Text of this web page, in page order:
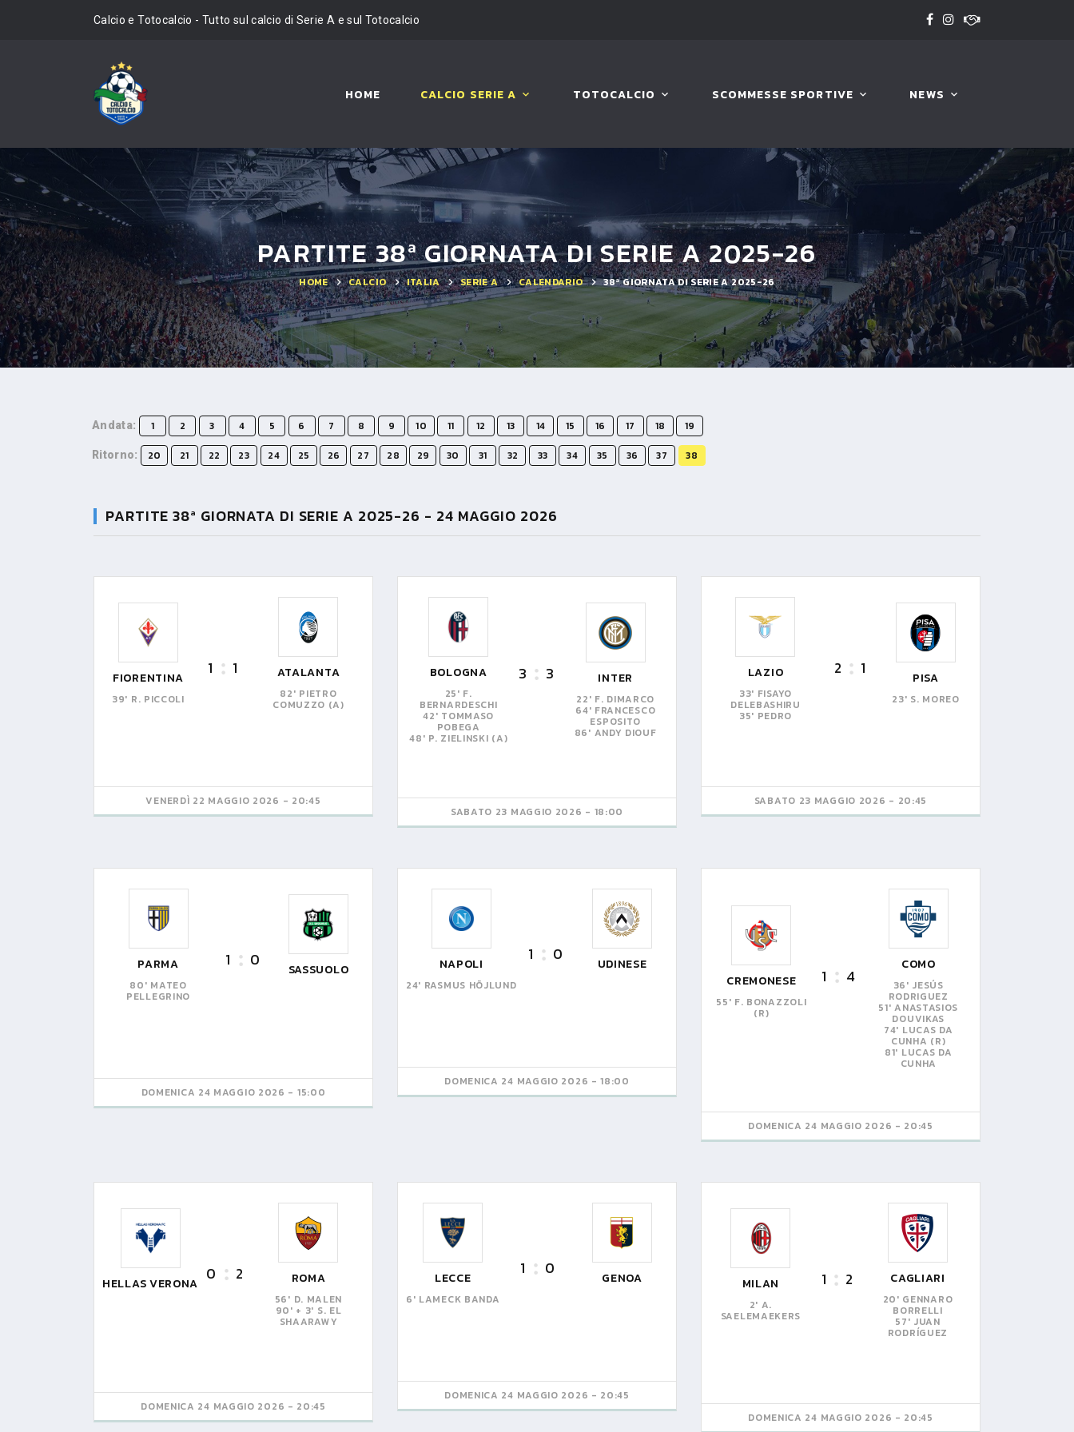
Calcio e Totocalcio - Tutto sul calcio di Serie A e sul Totocalcio
HOME CALCIO SERIE A TOTOCALCIO SCOMMESSE SPORTIVE NEWS
PARTITE 38ª GIORNATA DI SERIE A 2025-26
HOME CALCIO ITALIA SERIE A CALENDARIO 38ª GIORNATA DI SERIE A 2025-26
Andata: 1 2 3 4 5 6 7 8 9 10 11 12 13 14 15 16 17 18 19
Ritorno: 20 21 22 23 24 25 26 27 28 29 30 31 32 33 34 35 36 37 38
PARTITE 38ª GIORNATA DI SERIE A 2025-26 - 24 MAGGIO 2026
FIORENTINA
39' R. PICCOLI
1 1 ATALANTA
82' PIETRO
COMUZZO (A)
VENERDÌ 22 MAGGIO 2026 - 20:45
BOLOGNA
25' F.
BERNARDESCHI
42' TOMMASO
POBEGA
48' P. ZIELINSKI (A)
3 3 INTER
22' F. DIMARCO
64' FRANCESCO
ESPOSITO
86' ANDY DIOUF
SABATO 23 MAGGIO 2026 - 18:00
LAZIO
33' FISAYO
DELEBASHIRU
35' PEDRO
2 1 PISA
23' S. MOREO
SABATO 23 MAGGIO 2026 - 20:45
PARMA
80' MATEO
PELLEGRINO
1 0 SASSUOLO
DOMENICA 24 MAGGIO 2026 - 15:00
NAPOLI
24' RASMUS HÖJLUND
1 0 UDINESE
DOMENICA 24 MAGGIO 2026 - 18:00
CREMONESE
55' F. BONAZZOLI
(R)
1 4
COMO
36' JESÚS
RODRIGUEZ
51' ANASTASIOS
DOUVIKAS
74' LUCAS DA
CUNHA (R)
81' LUCAS DA
CUNHA
DOMENICA 24 MAGGIO 2026 - 20:45
HELLAS VERONA 0 2 ROMA
56' D. MALEN
90' + 3' S. EL
SHAARAWY
DOMENICA 24 MAGGIO 2026 - 20:45
LECCE
6' LAMECK BANDA
1 0 GENOA
DOMENICA 24 MAGGIO 2026 - 20:45
MILAN
2' A.
SAELEMAEKERS
1 2 CAGLIARI
20' GENNARO
BORRELLI
57' JUAN
RODRÍGUEZ
DOMENICA 24 MAGGIO 2026 - 20:45